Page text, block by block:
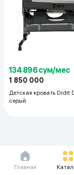
134 896 сум/мес
1 850 000
Детская кровать Didit DB-008 ,
серый
Главная